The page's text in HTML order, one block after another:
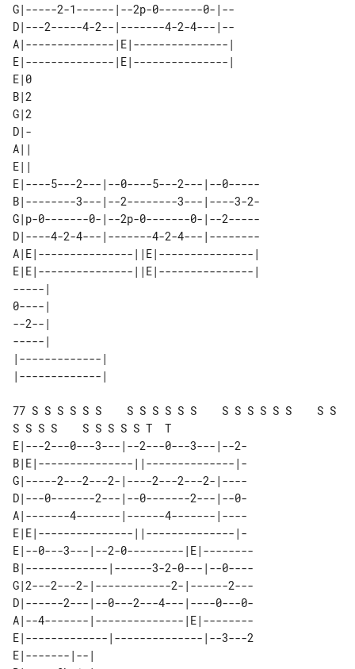
G|-----2-1------|--2p-0-------0-|--
D|---2-----4-2--|-------4-2-4---|--
A|--------------|E|---------------|
E|--------------|E|---------------|
E|0
B|2
G|2
D|-
A||
E||
E|----5---2---|--0----5---2---|--0-----
B|--------3---|--2--------3---|----3-2-
G|p-0-------0-|--2p-0-------0-|--2-----
D|----4-2-4---|-------4-2-4---|--------
A|E|---------------||E|---------------|
E|E|---------------||E|---------------|
-----|
0----|
--2--|
-----|
|-------------|
77 S S S S S S    S S S S S S    S S S S S S    S S
S S S S    S S S S S T  T
E|---2---0---3---|--2---0---3---|--2-
B|E|---------------||--------------|-
G|-----2---2---2-|----2---2---2-|----
D|---0-------2---|--0-------2---|--0-
A|-------4-------|------4-------|----
E|E|---------------||--------------|-
E|--0---3---|--2-0---------|E|--------
B|-------------|------3-2-0---|--0----
G|2---2---2-|------------2-|------2---
D|------2---|--0---2---4---|----0---0-
A|--4-------|--------------|E|--------
E|-------------|--------------|--3---2
E|-------|--|